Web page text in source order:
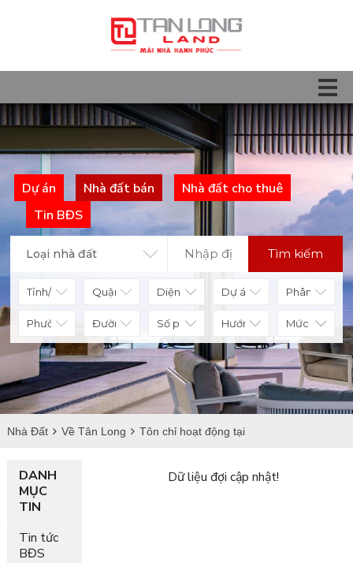
Dự án Nhà đất bán
Nhà đất cho thuê
Tin BĐS
Loại nhà đất Tìm kiếm
Diện tích
Số phòng Hướng nhà Mức giá
Nhà Đất Về Tân Long Tôn chỉ hoạt động tại
DANH
MỤC
TIN
Tin tức
BĐS
Dữ liệu đợi cập nhật!